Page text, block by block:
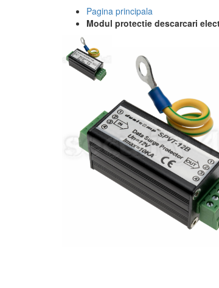
Pagina principala
Modul protectie descarcari